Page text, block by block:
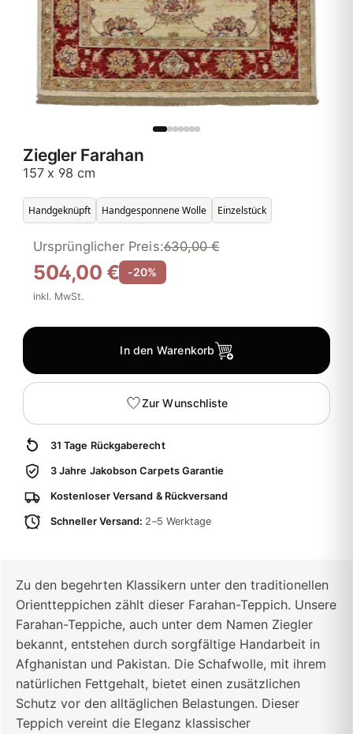
Ziegler Farahan
157 x 98 cm
Handgeknüpft Handgesponnene Wolle Einzelstück
504,00 €
Ursprünglicher Preis:630,00 €
-20%
inkl. MwSt.
In den Warenkorb
Zur Wunschliste
31 Tage Rückgaberecht
3 Jahre Jakobson Carpets Garantie
Kostenloser Versand & Rückversand
Schneller Versand: 2–5 Werktage
Zu den begehrten Klassikern unter den traditionellen
Orientteppichen zählt dieser Farahan-Teppich. Unsere
Farahan-Teppiche, auch unter dem Namen Ziegler
bekannt, entstehen durch sorgfältige Handarbeit in
Afghanistan und Pakistan. Die Schafwolle, mit ihrem
natürlichen Fettgehalt, bietet einen zusätzlichen
Schutz vor den alltäglichen Belastungen. Dieser
Teppich vereint die Eleganz klassischer